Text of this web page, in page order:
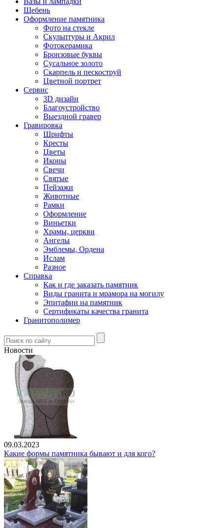
Щебень
Оформление памятника
Фото на стекле
Скульптуры и Акрил
Фотокерамика
Бронзовые буквы
Сусальное золото
Скарпель и пескоструй
Цветной портрет
Сервис
3D дизайн
Благоустройство
Выездной гравер
Гравировка
Шрифты
Кресты
Цветы
Иконы
Свечи
Святые
Пейзажи
Животные
Рамки
Оформление
Виньетки
Храмы, церкви
Ангелы
Эмблемы, Ордена
Ислам
Разное
Справка
Как и где заказать памятник
Виды гранита и мрамора на могилу
Эпитафии на памятник
Сертификаты качества гранита
Гранитополимер
Новости
09.03.2023
Какие формы памятника бывают и для кого?